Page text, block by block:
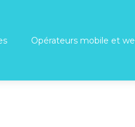
Opérateurs mobile et